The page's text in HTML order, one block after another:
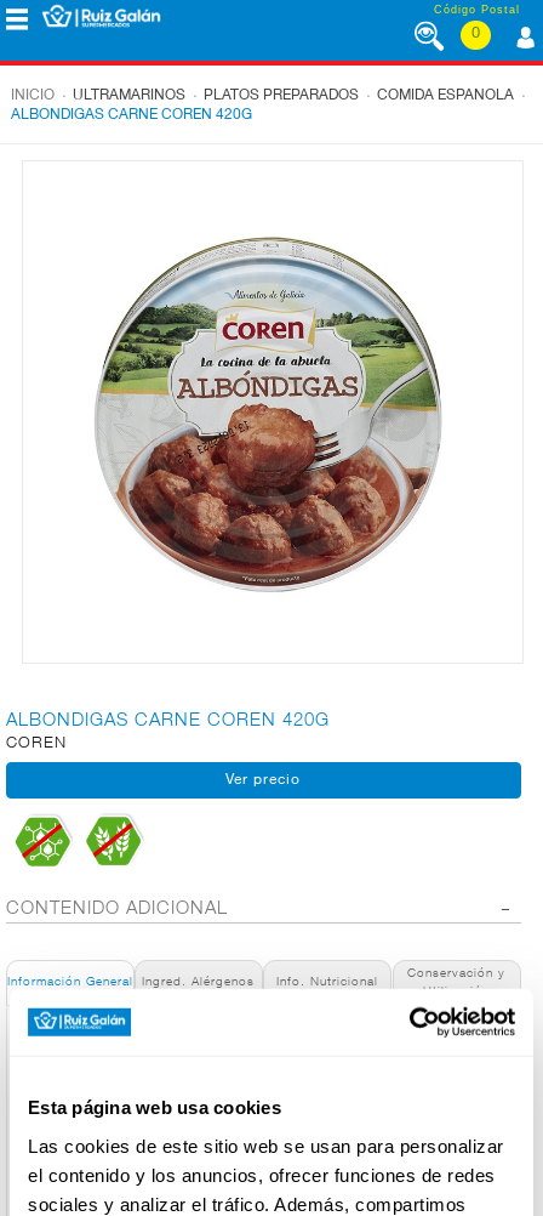
Esta página web usa cookies
Las cookies de este sitio web se usan para personalizar
el contenido y los anuncios, ofrecer funciones de redes
sociales y analizar el tráfico. Además, compartimos
Saltar al contenido Código Postal
0
CORPORATIVO
QUESOS
AL
CORTE
DROGUERÍA
INICIO . ULTRAMARINOS . PLATOS PREPARADOS . COMIDA ESPANOLA .
ALBONDIGAS CARNE COREN 420G
ALBONDIGAS CARNE COREN 420G
COREN
CONTENIDO ADICIONAL
Información General Ingred. Alérgenos Info. Nutricional
Conservación y
Utilización
España
Nombre de Operador:
FRIGOLOURO, S.A.
Dirección del Operador:
Avda. Gómez Franqueira s/n - 36400 Pontevedra - España